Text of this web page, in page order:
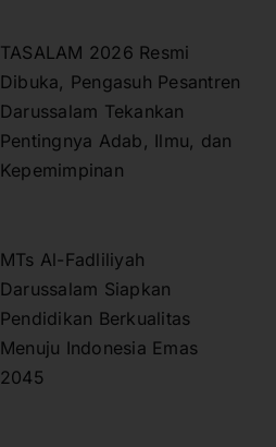
TASALAM 2026 Resmi
Dibuka, Pengasuh Pesantren
Darussalam Tekankan
Pentingnya Adab, Ilmu, dan
Kepemimpinan
MTs Al-Fadliliyah
Darussalam Siapkan
Pendidikan Berkualitas
Menuju Indonesia Emas
2045